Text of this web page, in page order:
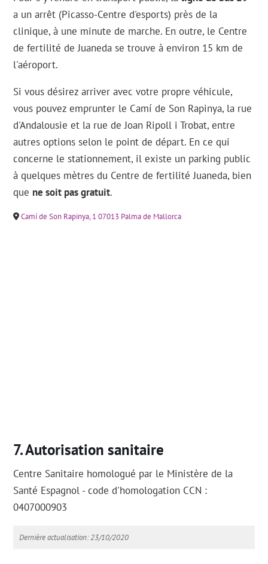
a un arrêt (Picasso-Centre d'esports) près de la
clinique, à une minute de marche. En outre, le Centre
de fertilité de Juaneda se trouve à environ 15 km de
l'aéroport.
Si vous désirez arriver avec votre propre véhicule,
vous pouvez emprunter le Camí de Son Rapinya, la rue
d'Andalousie et la rue de Joan Ripoll i Trobat, entre
autres options selon le point de départ. En ce qui
concerne le stationnement, il existe un parking public
à quelques mètres du Centre de fertilité Juaneda, bien
que ne soit pas gratuit.
Camí de Son Rapinya, 1 07013 Palma de Mallorca
Autorisation sanitaire
Centre Sanitaire homologué par le Ministère de la
Santé Espagnol - code d'homologation CCN :
0407000903
Dernière actualisation: 23/10/2020